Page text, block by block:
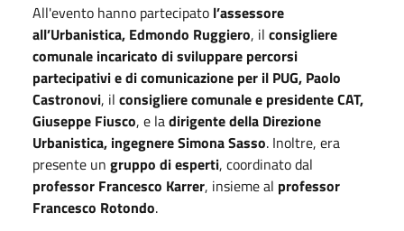
All'evento hanno partecipato l’assessore
all’Urbanistica, Edmondo Ruggiero, il consigliere
comunale incaricato di sviluppare percorsi
partecipativi e di comunicazione per il PUG, Paolo
Castronovi, il consigliere comunale e presidente CAT,
Giuseppe Fiusco, e ladirigente della Direzione
Urbanistica, ingegnere Simona Sasso. Inoltre, era
presente un gruppo di esperti, coordinato dal
professor Francesco Karrer, insieme al professor
Francesco Rotondo.